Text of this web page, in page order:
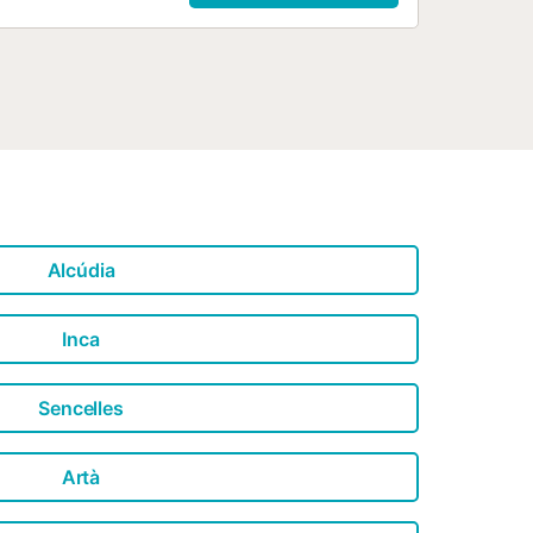
m, piekarnia 1 km, przystanek
turystyczne z domu 8 km,
50 km, Sa Dragona 1 km.
Alcúdia
Inca
Sencelles
Artà